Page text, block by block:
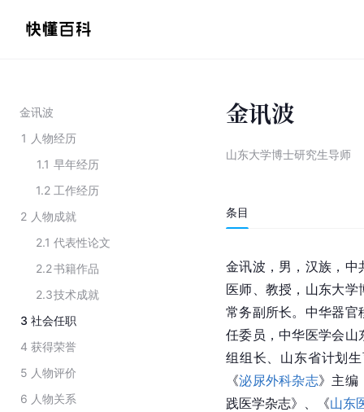
金讯波
1 人物经历
1.1 早年经历
1.2 工作经历
2 人物成就
2.1 代表性论文
2.2书籍作品
2.3技术成就
3 社会任职
4 获得荣誉
5 人物评价
6 人物关系
金讯波
山东大学博士研究生导师
条目
金讯波，男，汉族，中
医师、教授，山东大
常务副所长。中华器
任委员，中华医学会山
组组长、山东省计划
《泌尿外科杂志》主编
践医学杂志》、《山东